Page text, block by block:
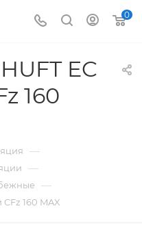
0
EC
160
—
—
—
160 MAX